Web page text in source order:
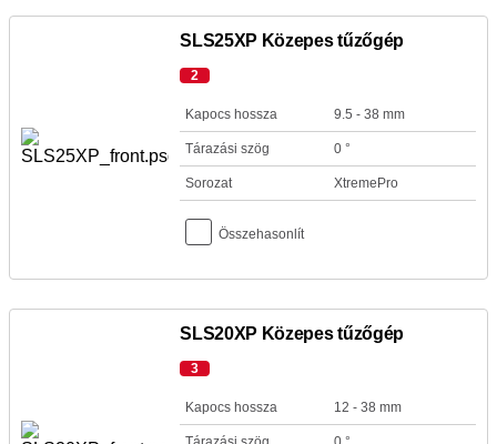
SLS25XP Közepes tűzőgép
2
Kapocs hossza 9.5 - 38 mm
Tárazási szög 0 °
Sorozat XtremePro
Összehasonlít
SLS20XP Közepes tűzőgép
3
Kapocs hossza 12 - 38 mm